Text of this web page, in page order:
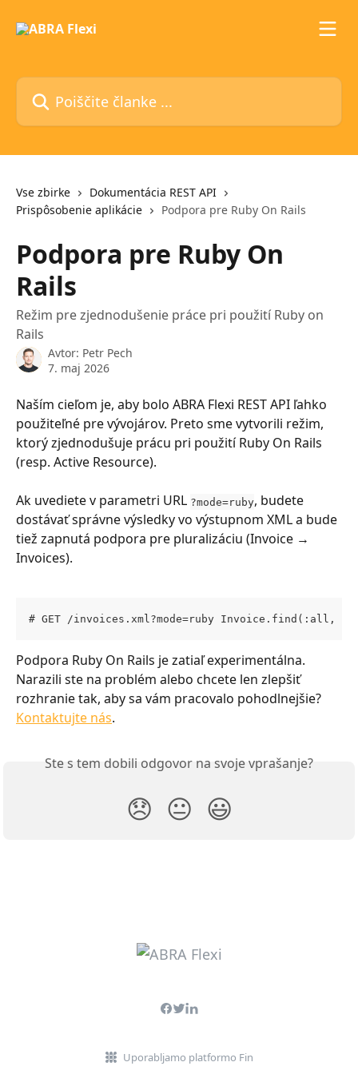
Poiščite članke ...
Vse zbirke
Dokumentácia REST API
Prispôsobenie aplikácie
Podpora pre Ruby On Rails
Podpora pre Ruby On
Rails
Režim pre zjednodušenie práce pri použití Ruby on
Rails
Avtor: Petr Pech
7. maj 2026
Naším cieľom je, aby bolo ABRA Flexi REST API ľahko
použiteľné pre vývojárov. Preto sme vytvorili režim,
ktorý zjednodušuje prácu pri použití Ruby On Rails
(resp. Active Resource).
Ak uvediete v parametri URL ?mode=ruby, budete
dostávať správne výsledky vo výstupnom XML a bude
tiež zapnutá podpora pre pluralizáciu (Invoice →
Invoices).
# GET /invoices.xml?mode=ruby Invoice.find(:all,
Podpora Ruby On Rails je zatiaľ experimentálna.
Narazili ste na problém alebo chcete len zlepšiť
rozhranie tak, aby sa vám pracovalo pohodlnejšie?
Kontaktujte nás.
Ste s tem dobili odgovor na svoje vprašanje?
😞 😐 😃
Uporabljamo platformo Fin